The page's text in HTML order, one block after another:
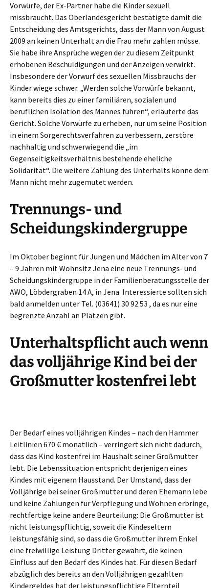
Vorwürfe, der Ex-Partner habe die Kinder sexuell
missbraucht. Das Oberlandesgericht bestätigte damit die
Entscheidung des Amtsgerichts, dass der Mann von August
2009 an keinen Unterhalt an die Frau mehr zahlen müsse.
Sie habe ihre Ansprüche wegen der zu diesem Zeitpunkt
erhobenen Beschuldigungen und der Anzeigen verwirkt.
Insbesondere der Vorwurf des sexuellen Missbrauchs der
Kinder wiege schwer. „Werden solche Vorwürfe bekannt,
kann bereits dies zu einer familiären, sozialen und
beruflichen Isolation des Mannes führen“, erläuterte das
Gericht. Solche Vorwürfe zu erheben, nur um seine Position
in einem Sorgerechtsverfahren zu verbessern, zerstöre
nachhaltig und schwerwiegend die „im
Gegenseitigkeitsverhältnis bestehende eheliche
Solidarität“. Die weitere Zahlung des Unterhalts könne dem
Mann nicht mehr zugemutet werden.
Trennungs- und
Scheidungskindergruppe
Im Oktober beginnt für Jungen und Mädchen im Alter von 7
– 9 Jahren mit Wohnsitz Jena eine neue Trennungs- und
Scheidungskindergruppe in der Familienberatungsstelle der
AWO, Löbdergraben 14 A, in Jena. Interessierte sollten sich
bald anmelden unter Tel. (03641) 30 92 53 , da es nur eine
begrenzte Anzahl an Plätzen gibt.
Unterhaltspflicht auch wenn
das volljährige Kind bei der
Großmutter kostenfrei lebt
Der Bedarf eines volljährigen Kindes – nach den Hammer
Leitlinien 670 € monatlich – verringert sich nicht dadurch,
dass das Kind kostenfrei im Haushalt seiner Großmutter
lebt. Die Lebenssituation entspricht derjenigen eines
Kindes mit eigenem Hausstand. Der Umstand, dass der
Volljährige bei seiner Großmutter und deren Ehemann lebe
und keine Zahlungen für Verpflegung und Wohnen erbringe,
rechtfertige keine andere Beurteilung: Die Großmutter ist
nicht leistungspflichtig, soweit die Kindeseltern
leistungsfähig sind, so dass die Großmutter ihrem Enkel
eine freiwillige Leistung Dritter gewährt, die keinen
Einfluss auf den Bedarf des Kindes hat. Für diesen Bedarf
abzüglich des bereits an den Volljährigen gezahlten
Kindergeldes hat der leistungspflichtige Elternteil